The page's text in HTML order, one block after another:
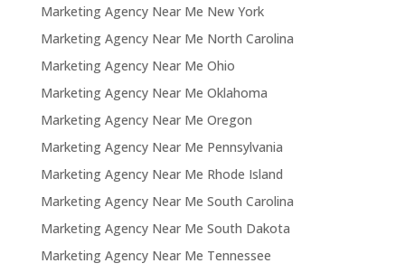
Marketing Agency Near Me New York
Marketing Agency Near Me North Carolina
Marketing Agency Near Me Ohio
Marketing Agency Near Me Oklahoma
Marketing Agency Near Me Oregon
Marketing Agency Near Me Pennsylvania
Marketing Agency Near Me Rhode Island
Marketing Agency Near Me South Carolina
Marketing Agency Near Me South Dakota
Marketing Agency Near Me Tennessee